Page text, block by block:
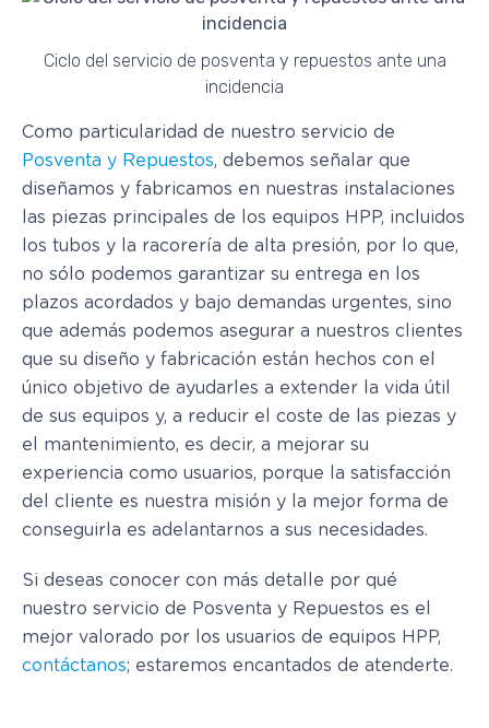
Ciclo del servicio de posventa y repuestos ante una
incidencia
Como particularidad de nuestro servicio de
Posventa y Repuestos, debemos señalar que
diseñamos y fabricamos en nuestras instalaciones
las piezas principales de los equipos HPP, incluidos
los tubos y la racorería de alta presión, por lo que,
no sólo podemos garantizar su entrega en los
plazos acordados y bajo demandas urgentes, sino
que además podemos asegurar a nuestros clientes
que su diseño y fabricación están hechos con el
único objetivo de ayudarles a extender la vida útil
de sus equipos y, a reducir el coste de las piezas y
el mantenimiento, es decir, a mejorar su
experiencia como usuarios, porque la satisfacción
del cliente es nuestra misión y la mejor forma de
conseguirla es adelantarnos a sus necesidades.
Si deseas conocer con más detalle por qué
nuestro servicio de Posventa y Repuestos es el
mejor valorado por los usuarios de equipos HPP,
contáctanos; estaremos encantados de atenderte.